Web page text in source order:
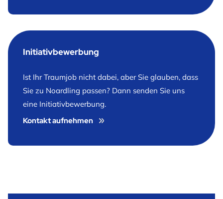
Initiativbewerbung
Ist Ihr Traumjob nicht dabei, aber Sie glauben, dass
Sie zu Noardling passen? Dann senden Sie uns
eine Initiativbewerbung.
Kontakt aufnehmen